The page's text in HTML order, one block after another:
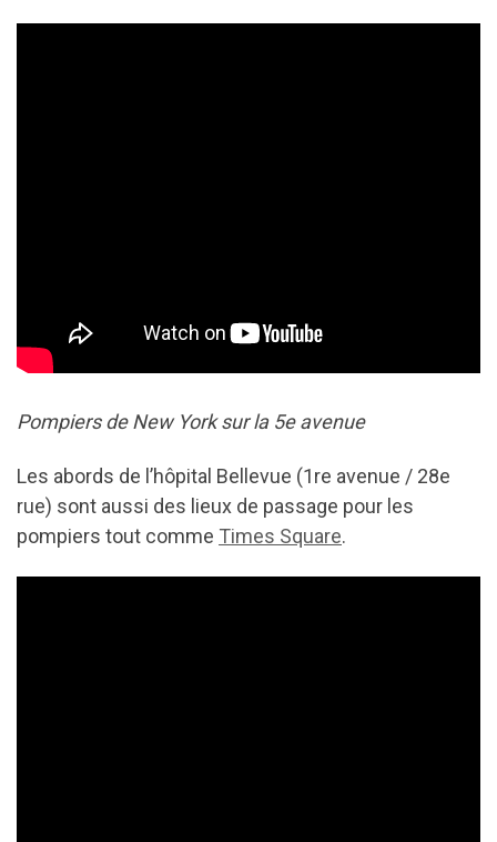
Pompiers de New York sur la 5e avenue
Les abords de l’hôpital Bellevue (1re avenue / 28e
rue) sont aussi des lieux de passage pour les
pompiers tout comme Times Square.